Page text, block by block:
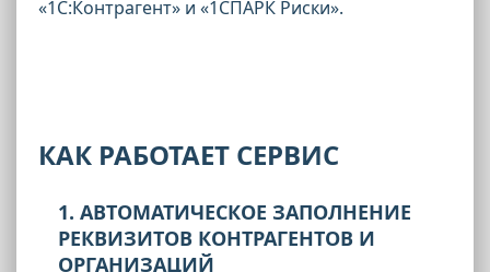
«1С:Контрагент» и «1СПАРК Риски».
КАК РАБОТАЕТ СЕРВИС
1. АВТОМАТИЧЕСКОЕ ЗАПОЛНЕНИЕ
РЕКВИЗИТОВ КОНТРАГЕНТОВ И
ОРГАНИЗАЦИЙ